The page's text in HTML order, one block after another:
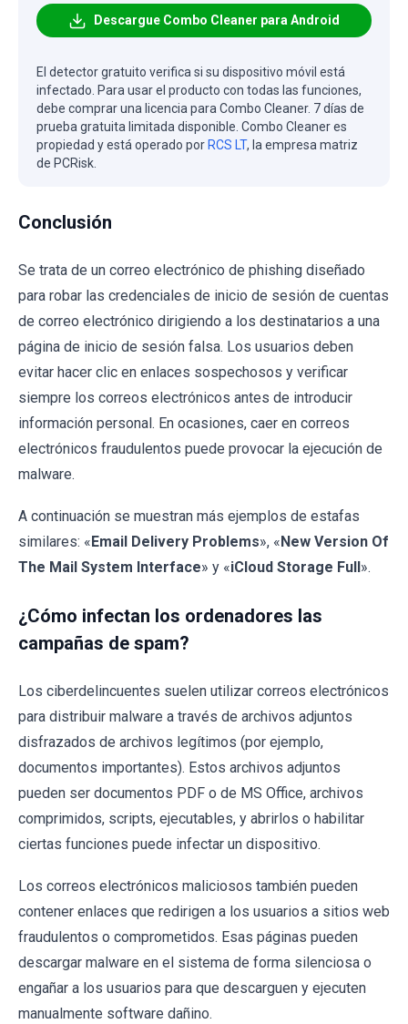
Descargue Combo Cleaner para Android
El detector gratuito verifica si su dispositivo móvil está
infectado. Para usar el producto con todas las funciones,
debe comprar una licencia para Combo Cleaner. 7 días de
prueba gratuita limitada disponible. Combo Cleaner es
propiedad y está operado por RCS LT, la empresa matriz
de PCRisk.
Conclusión
Se trata de un correo electrónico de phishing diseñado
para robar las credenciales de inicio de sesión de cuentas
de correo electrónico dirigiendo a los destinatarios a una
página de inicio de sesión falsa. Los usuarios deben
evitar hacer clic en enlaces sospechosos y verificar
siempre los correos electrónicos antes de introducir
información personal. En ocasiones, caer en correos
electrónicos fraudulentos puede provocar la ejecución de
malware.
A continuación se muestran más ejemplos de estafas
similares: « Email Delivery Problems», « New Version Of
The Mail System Interface» y «iCloud Storage Full ».
¿Cómo infectan los ordenadores las
campañas de spam?
Los ciberdelincuentes suelen utilizar correos electrónicos
para distribuir malware a través de archivos adjuntos
disfrazados de archivos legítimos (por ejemplo,
documentos importantes). Estos archivos adjuntos
pueden ser documentos PDF o de MS Office, archivos
comprimidos, scripts, ejecutables, y abrirlos o habilitar
ciertas funciones puede infectar un dispositivo.
Los correos electrónicos maliciosos también pueden
contener enlaces que redirigen a los usuarios a sitios web
fraudulentos o comprometidos. Esas páginas pueden
descargar malware en el sistema de forma silenciosa o
engañar a los usuarios para que descarguen y ejecuten
manualmente software dañino.